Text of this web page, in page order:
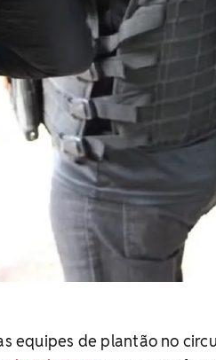
equipes de plantão no